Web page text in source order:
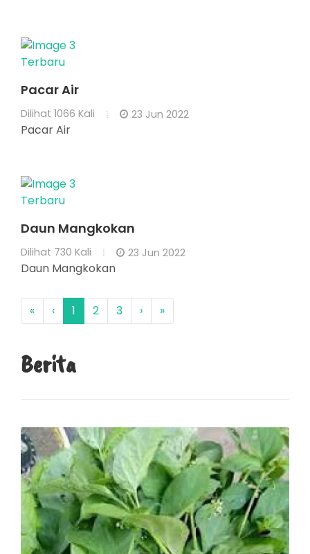
Terbaru
Pacar Air
Dilihat 1066 Kali 23 Jun 2022
Pacar Air
Terbaru
Daun Mangkokan
Dilihat 730 Kali 23 Jun 2022
Daun Mangkokan
« ‹ 1 2 3 › »
Berita